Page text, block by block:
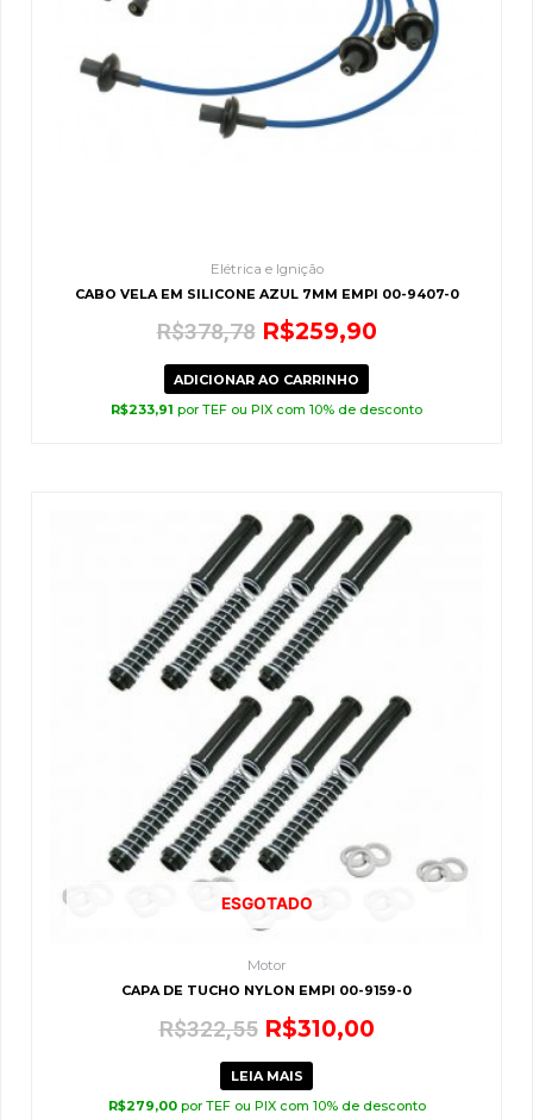
Elétrica e Ignição
CABO VELA EM SILICONE AZUL 7MM EMPI 00-9407-0
R$378,78 R$259,90
ADICIONAR AO CARRINHO
R$233,91 por TEF ou PIX com 10% de desconto
ESGOTADO
Motor
CAPA DE TUCHO NYLON EMPI 00-9159-0
R$322,55
preço
original
era:
R$322,55.
R$310,00
preço
atual
LEIA MAIS
R$279,00 por TEF ou PIX com 10% de desconto